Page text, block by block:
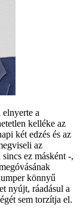
a
kelléke az
két edzés és az
az
ez másként -,
könnyű
nyújt, ráadásul a
sem torzítja el.